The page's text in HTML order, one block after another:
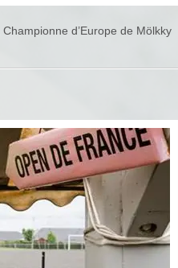
d’Europe de Mölkky